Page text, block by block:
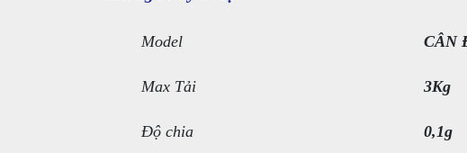
Model CÂN
Max Tải 3Kg
Độ chia 0,1g